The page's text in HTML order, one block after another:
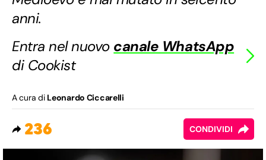
anni.
Entra nel nuovo canale WhatsApp
di Cookist
A cura di Leonardo Ciccarelli
236 CONDIVIDI